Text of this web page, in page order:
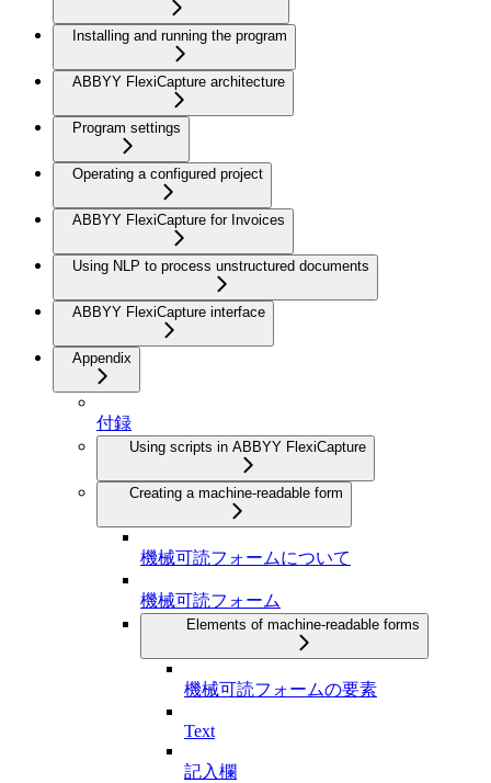
Installing and running the program
ABBYY FlexiCapture architecture
Program settings
Operating a configured project
ABBYY FlexiCapture for Invoices
Using NLP to process unstructured documents
ABBYY FlexiCapture interface
Appendix
付録
Using scripts in ABBYY FlexiCapture
Creating a machine-readable form
機械可読フォームについて
機械可読フォーム
Elements of machine-readable forms
機械可読フォームの要素
Text
記入欄